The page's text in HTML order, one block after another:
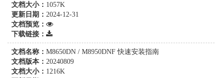
文档大小： 1057K
更新日期： 2024-12-31
文档预览：
下载链接：
文档名称： M8650DN / M8950DNF 快速安装指南
文档版本： 20240809
文档大小： 1216K